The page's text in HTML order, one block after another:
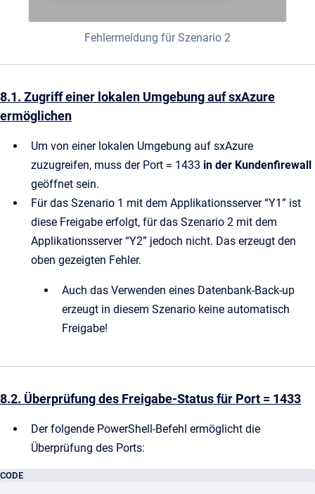
Fehlermeldung für Szenario 2
8.1. Zugriff einer lokalen Umgebung auf sxAzure
ermöglichen
Um von einer lokalen Umgebung auf sxAzure
zuzugreifen, muss der Port = 1433 in der Kundenfirewall
geöffnet sein.
Für das Szenario 1 mit dem Applikationsserver “Y1” ist
diese Freigabe erfolgt, für das Szenario 2 mit dem
Applikationsserver “Y2” jedoch nicht. Das erzeugt den
oben gezeigten Fehler.
Auch das Verwenden eines Datenbank-Back-up
erzeugt in diesem Szenario keine automatisch
Freigabe!
8.2. Überprüfung des Freigabe-Status für Port = 1433
Der folgende PowerShell-Befehl ermöglicht die
Überprüfung des Ports:
CODE